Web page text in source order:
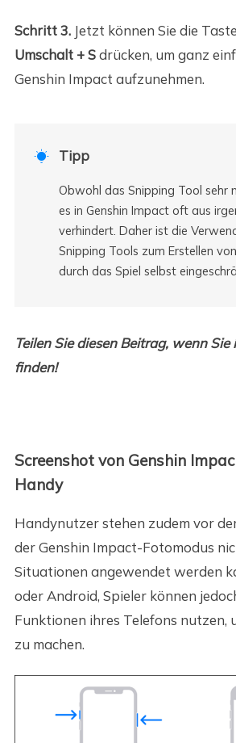
Schritt 3.Jetzt können Sie die
Umschalt + Sdrücken, um ganz
Genshin Impact aufzunehmen.
 Tipp
Obwohl das Snipping Tool sehr
es in Genshin Impact oft aus
verhindert. Daher ist die
Snipping Tools zum Erstellen
durch das Spiel selbst
Teilen Sie diesen Beitrag, wenn
finden!
Screenshot von Genshin
Handy
Handynutzer stehen zudem vor
der Genshin Impact-Fotomodus
Situationen angewendet werden
oder Android, Spieler können
Funktionen ihres Telefons nutzen,
zu machen.